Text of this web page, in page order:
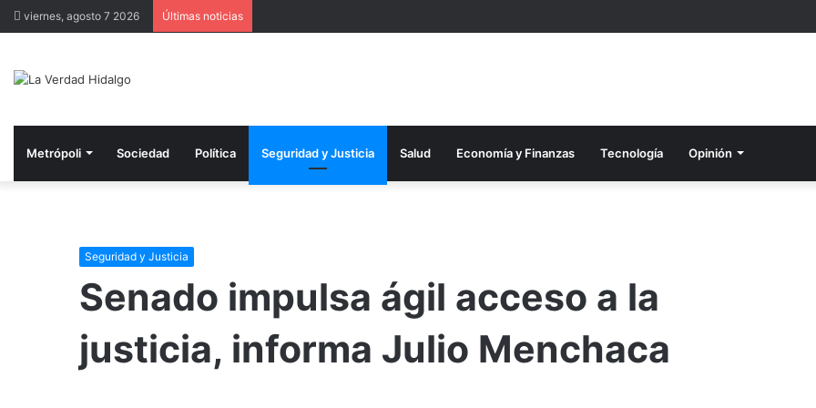
viernes, agosto 7 2026 Últimas noticias
Metrópoli Sociedad Política Seguridad y Justicia Salud Economía y Finanzas Tecnología Opinión
Seguridad y Justicia
Senado impulsa ágil acceso a la
justicia, informa Julio Menchaca